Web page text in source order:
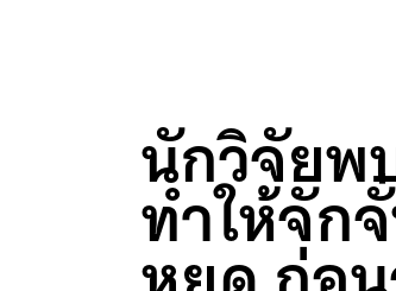
นักวิจัยพ
ทำให้จัก